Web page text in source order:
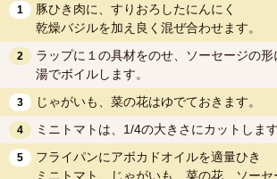
1
豚ひき肉に、すりおろしたにんにく
乾燥バジルを加え良く混ぜ合わせます。
2
ラップに１の具材をのせ、ソーセージの
湯でボイルします。
3 じゃがいも、菜の花はゆでておきます。
4 ミニトマトは、1/4の大きさにカットします
5
フライパンにアボカドオイルを適量ひき
ミニトマト、じゃがいも、菜の花、ソー